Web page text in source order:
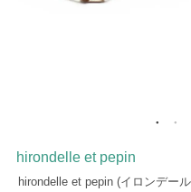
hirondelle et pepin
hirondelle et pepin (イロンデー